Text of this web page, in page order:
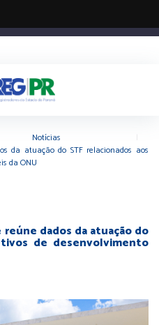
Notícias
da atuação do STF relacionados aos
da ONU
dados da atuação do
de desenvolvimento